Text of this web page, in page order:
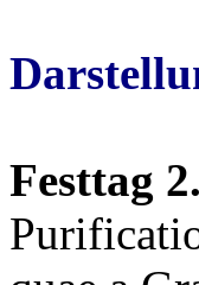
Festtag